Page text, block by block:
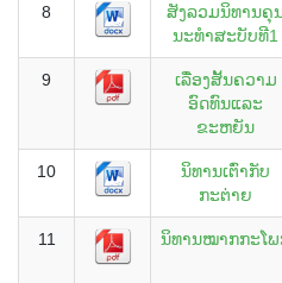
8
ສັງລວມນິທານຄຸ
ນະທຳສະບັບທີ1
9
ເລື່ອງສັ້ນຄວາມ
ອົດທົນແລະ
ຂະຫຍັນ
10
ນິທານເຕົ່າກັບ
ກະຕ່າຍ
11 ນິທານໝາກກະໂ